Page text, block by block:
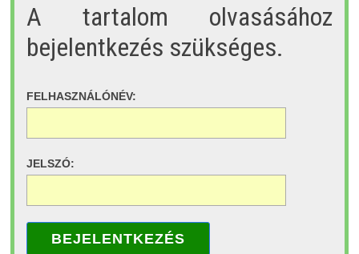
A tartalom olvasásához
bejelentkezés szükséges.
FELHASZNÁLÓNÉV:
JELSZÓ:
BEJELENTKEZÉS